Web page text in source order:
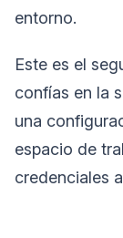
entorno.
Este es el
confías en la
una
espacio de
credenciales